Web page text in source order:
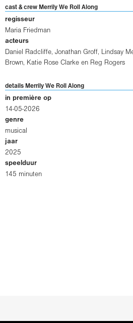
cast & crew Merrily We Roll Along
regisseur
Maria Friedman
acteurs
Daniel Radcliffe, Jonathan Groff, Lindsay
Brown, Katie Rose Clarke en Reg Rogers
details Merrily We Roll Along
in première op
14-05-2026
genre
musical
jaar
2025
speelduur
145 minuten